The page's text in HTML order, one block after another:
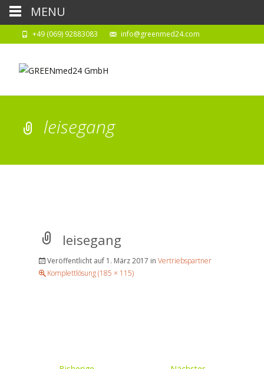
+49 (069) 92883083 info@greenmed24.com
leisegang
leisegang
Veröffentlicht auf 1. März 2017 in Vertriebspartner
Komplettlösung (185 × 115)
MENU